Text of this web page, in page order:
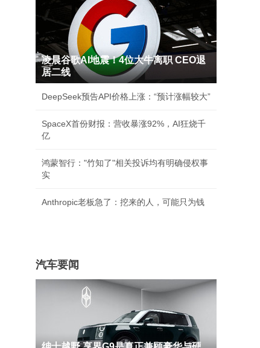
凌晨谷歌AI地震！4位大牛离职 CEO退
居二线
DeepSeek预告API价格上涨：“预计涨幅较大”
SpaceX首份财报：营收暴涨92%，AI狂烧千
亿
鸿蒙智行："竹知了"相关投诉均有明确侵权事
实
Anthropic老板急了：挖来的人，可能只为钱
汽车要闻